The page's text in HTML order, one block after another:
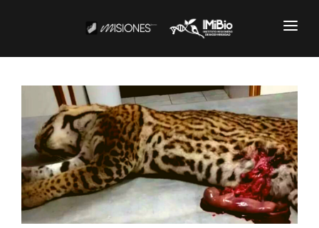
CARTOGRAFÍA
DOCUMENTOS INSTITUCIONALES
EL IMIBIO
NOTICIAS